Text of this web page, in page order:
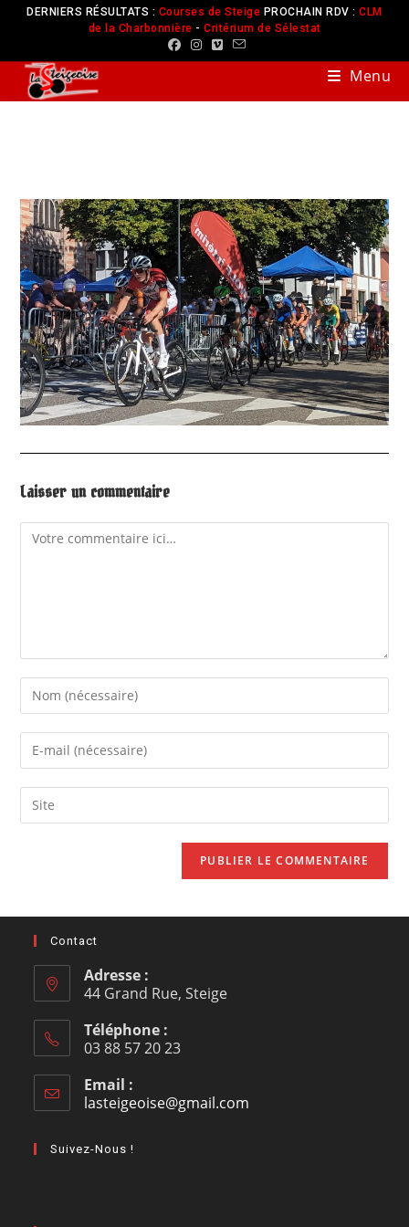
DERNIERS RÉSULTATS : Courses de Steige PROCHAIN RDV :CLM
de la Charbonnière - Critérium de Sélestat
Menu
Laisser un commentaire
Contact
Adresse :
44 Grand Rue, Steige
Téléphone :
03 88 57 20 23
Email :
lasteigeoise@gmail.com
Suivez-Nous !